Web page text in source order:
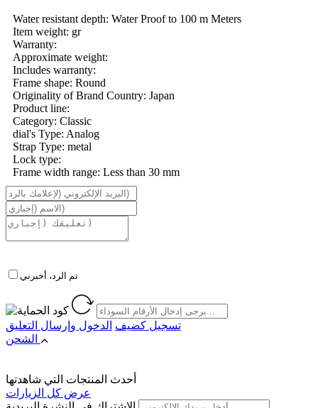
Water resistant depth: Water Proof to 100 m Meters
Item weight: gr
Warranty:
Approximate weight:
Includes warranty:
Frame shape: Round
Originality of Brand Country: Japan
Product line:
Category: Classic
dial's Type: Analog
Strap Type: metal
Lock type:
Frame width range: Less than 30 mm
تم الرد، أخبرني
تسجيل كضيف الدخول وإرسال التعليق
أحدث المنتجات التي شاهدتها
عرض كل الزيارات